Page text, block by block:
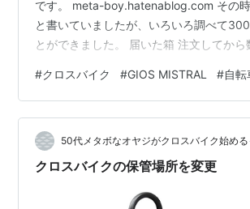
です。 meta-boy.hatenablog.com その
と書いていましたが、いろいろ調べて
とができました。 届いた箱 注文してから
バラに入っています。自分で組み立てです
が必要でしたが、中に入っていたので自
要なし。 マニュアルが付いていたので順
ば簡単でした。 箱を開けたところ 出来上
位置に置いて、自転車の前輪をセットし
#クロスバイク #GIOS MISTRAL #自転
50代メタボなオヤジがクロスバイク始める
クロスバイクの保管場所を変更